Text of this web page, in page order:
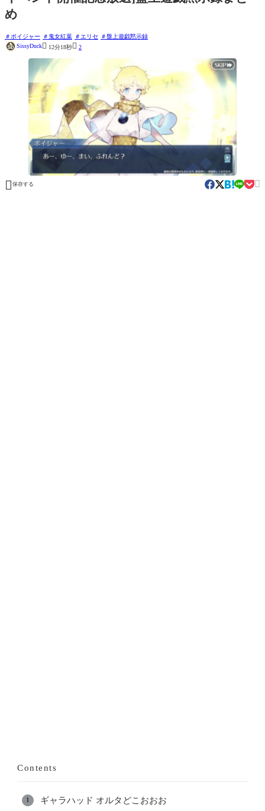
め
ボイジャー 鬼女紅葉 エリセ
盤上遊戯黙示録
SissyDuck 12分18秒 2
 保存する 
Contents
ギャラハッド オルタどこおおお